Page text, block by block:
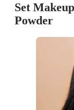
Set
Powder